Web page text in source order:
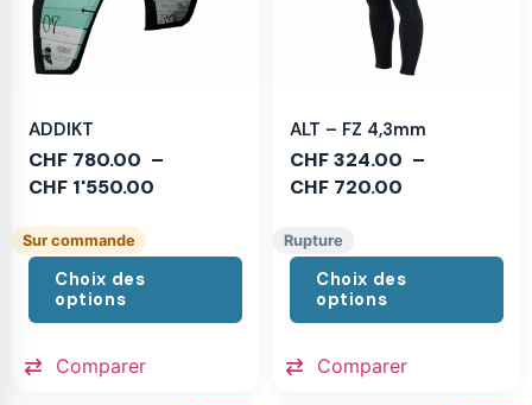
ADDIKT
CHF 780.00 –
CHF 1'550.00
Sur commande
Choix des
options
Comparer
ALT – FZ 4,3mm
CHF324.00 –
CHF 720.00
Rupture
Choix des
options
Comparer